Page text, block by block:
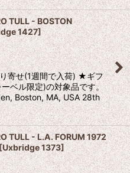
TULL - BOSTON
1427]
寄せ(1週間で入荷) ★ギフ
ベル限定)の対象品です。
Boston, MA, USA 28th
TULL - L.A. FORUM 1972
Uxbridge 1373]